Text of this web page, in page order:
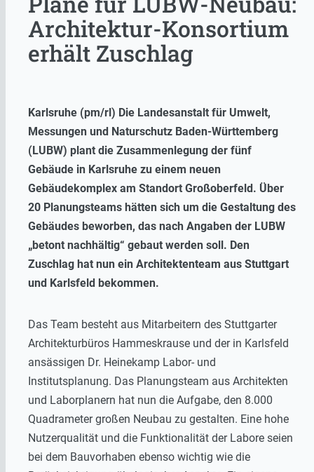
Architektur-Konsortium
erhält Zuschlag
Karlsruhe (pm/rl) Die Landesanstalt für Umwelt,
Messungen und Naturschutz Baden-Württemberg
(LUBW) plant die Zusammenlegung der fünf
Gebäude in Karlsruhe zu einem neuen
Gebäudekomplex am Standort Großoberfeld. Über
20 Planungsteams hätten sich um die Gestaltung des
Gebäudes beworben, das nach Angaben der LUBW
„betont nachhältig“ gebaut werden soll. Den
Zuschlag hat nun ein Architektenteam aus Stuttgart
und Karlsfeld bekommen.
Das Team besteht aus Mitarbeitern des Stuttgarter
Architekturbüros Hammeskrause und der in Karlsfeld
ansässigen Dr. Heinekamp Labor- und
Institutsplanung. Das Planungsteam aus Architekten
und Laborplanern hat nun die Aufgabe, den 8.000
Quadrametergroßen Neubau zu gestalten. Eine hohe
Nutzerqualität und die Funktionalität der Labore seien
bei dem Bauvorhaben ebenso wichtig wie die